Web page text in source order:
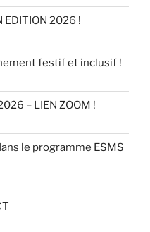
EDITION 2026 !
festif et inclusif !
– LIEN ZOOM !
le programme ESMS